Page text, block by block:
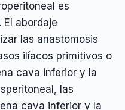
es
. El abordaje
las anastomosis
ilíacos primitivos o
cava inferior y la
las
cava inferior y la